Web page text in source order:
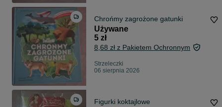
Chrońmy zagrożone gatunki
Używane
5 zł
8,68 zł z Pakietem Ochronnym
Strzeleczki
06 sierpnia 2026
Figurki koktajlowe